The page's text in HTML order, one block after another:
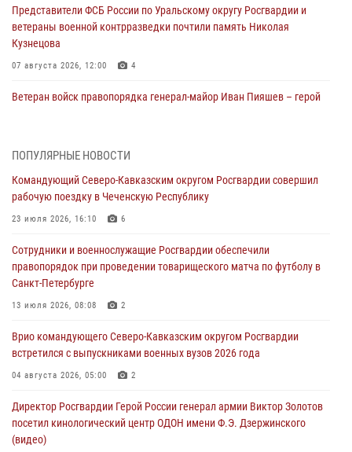
Представители ФСБ России по Уральскому округу Росгвардии и
ветераны военной контрразведки почтили память Николая
Кузнецова
07 августа 2026, 12:00 4
Ветеран войск правопорядка генерал-майор Иван Пияшев – герой
Смольного собора в Санкт-Петербурге (видео)
07 августа 2026, 11:34
взрывобезопасности
07 августа 2026, 11:33
Рэпер ST посетил раненых росгвардейцев в Главном военном
07 августа 2026, 11:18 2
Патриотическая акция «Каникулы с Росгвардией» прошла в
07 августа 2026, 11:00
ПОПУЛЯРНЫЕ НОВОСТИ
Командующий Северо-Кавказским округом Росгвардии совершил
рабочую поездку в Чеченскую Республику
23 июля 2026, 16:10 6
Сотрудники и военнослужащие Росгвардии обеспечили
правопорядок при проведении товарищеского матча по футболу в
Санкт-Петербурге
13 июля 2026, 08:08 2
Врио командующего Северо-Кавказским округом Росгвардии
встретился с выпускниками военных вузов 2026 года
04 августа 2026, 05:00 2
Директор Росгвардии Герой России генерал армии Виктор Золотов
посетил кинологический центр ОДОН имени Ф.Э. Дзержинского
(видео)